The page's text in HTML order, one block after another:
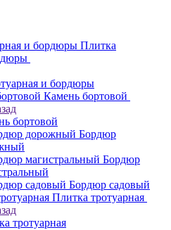
Плитка
и бордюры
Камень бортовой
бортовой
Бордюр
Бордюр
Бордюр садовый
Плитка тротуарная
тротуарная